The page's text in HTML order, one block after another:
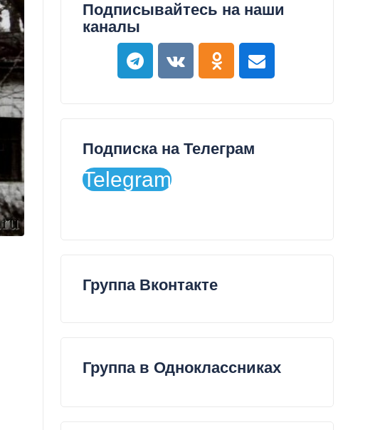
Подписывайтесь на наши
каналы
Подписка на Телеграм
Telegram
Группа Вконтакте
Группа в Одноклассниках